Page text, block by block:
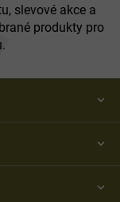
slevové akce a
produkty pro